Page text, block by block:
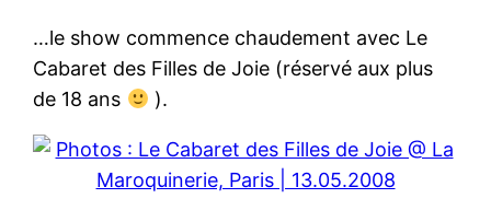
…le show commence chaudement avec Le
Cabaret des Filles de Joie (réservé aux plus
de 18 ans
).